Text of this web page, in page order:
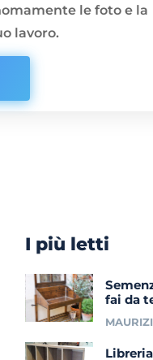
le foto e la
lavoro.
I più letti
fai da